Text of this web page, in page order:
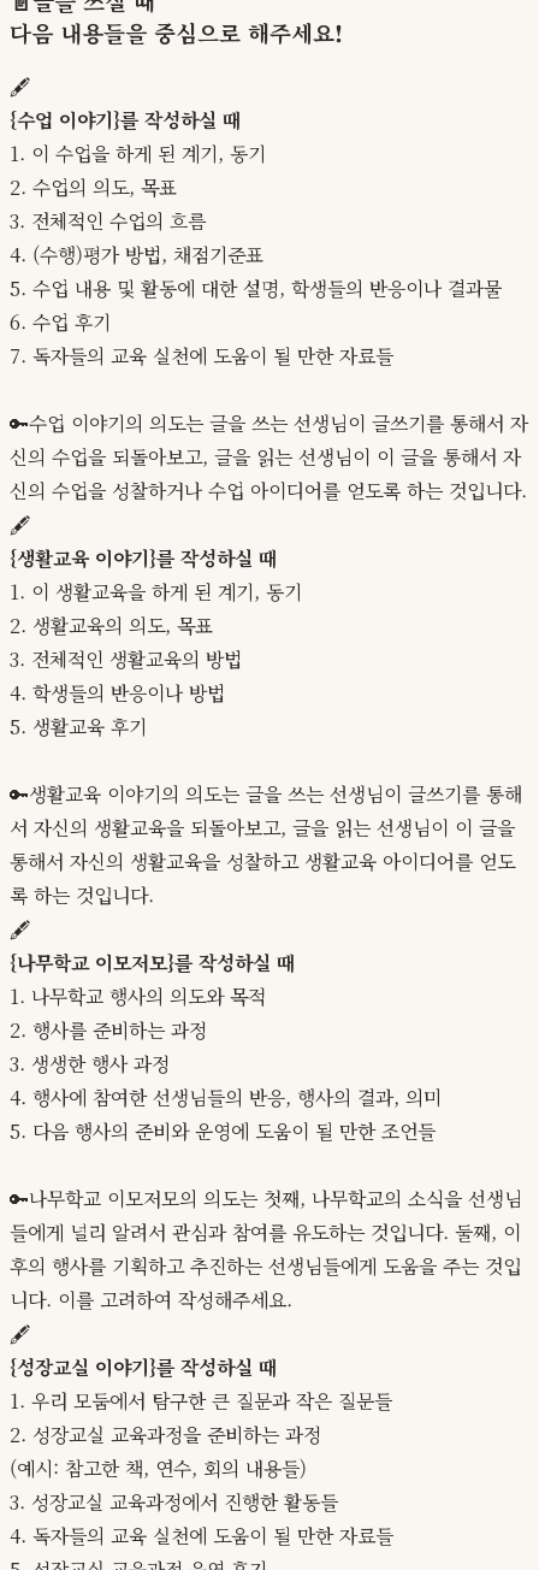
다음 내용들을 중심으로 해주세요!
🖋️
{수업 이야기}를 작성하실 때
1. 이 수업을 하게 된 계기, 동기
2. 수업의 의도, 목표
3. 전체적인 수업의 흐름
4. (수행)평가 방법, 채점기준표
5. 수업 내용 및 활동에 대한 설명, 학생들의 반응이나 결과물
6. 수업 후기
7. 독자들의 교육 실천에 도움이 될 만한 자료들
🔑수업 이야기의 의도는 글을 쓰는 선생님이 글쓰기를 통해서 자
신의 수업을 되돌아보고, 글을 읽는 선생님이 이 글을 통해서 자
신의 수업을 성찰하거나 수업 아이디어를 얻도록 하는 것입니다.
🖋️
{생활교육 이야기}를 작성하실 때
1. 이 생활교육을 하게 된 계기, 동기
2. 생활교육의 의도, 목표
3. 전체적인 생활교육의 방법
4. 학생들의 반응이나 방법
5. 생활교육 후기
🔑생활교육 이야기의 의도는 글을 쓰는 선생님이 글쓰기를 통해
서 자신의 생활교육을 되돌아보고, 글을 읽는 선생님이 이 글을
통해서 자신의 생활교육을 성찰하고 생활교육 아이디어를 얻도
록 하는 것입니다.
🖋️
{나무학교 이모저모}를 작성하실 때
1. 나무학교 행사의 의도와 목적
2. 행사를 준비하는 과정
3. 생생한 행사 과정
4. 행사에 참여한 선생님들의 반응, 행사의 결과, 의미
5. 다음 행사의 준비와 운영에 도움이 될 만한 조언들
🔑나무학교 이모저모의 의도는 첫째, 나무학교의 소식을 선생님
들에게 널리 알려서 관심과 참여를 유도하는 것입니다. 둘째, 이
후의 행사를 기획하고 추진하는 선생님들에게 도움을 주는 것입
니다. 이를 고려하여 작성해주세요.
🖋️
{성장교실 이야기}를 작성하실 때
1. 우리 모둠에서 탐구한 큰 질문과 작은 질문들
2. 성장교실 교육과정을 준비하는 과정
(예시: 참고한 책, 연수, 회의 내용들)
3. 성장교실 교육과정에서 진행한 활동들
4. 독자들의 교육 실천에 도움이 될 만한 자료들